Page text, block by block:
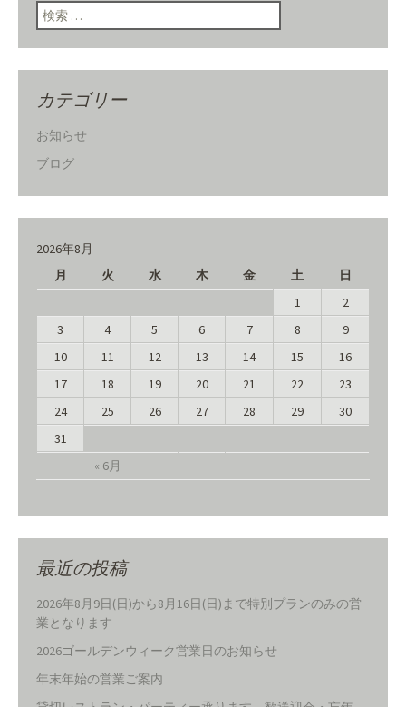
検索:
カテゴリー
お知らせ
ブログ
2026年8月
月
火 水 木 金 土 日
« 6月
1
2
3
4 5 6 7 8
9
10
11 12 13 14 15
16
17
18 19 20 21 22
23
24
25 26 27 28 29
30
31
最近の投稿
2026年8月9日(日)から8月16日(日)まで特別プランのみの営
業となります
2026ゴールデンウィーク営業日のお知らせ
年末年始の営業ご案内